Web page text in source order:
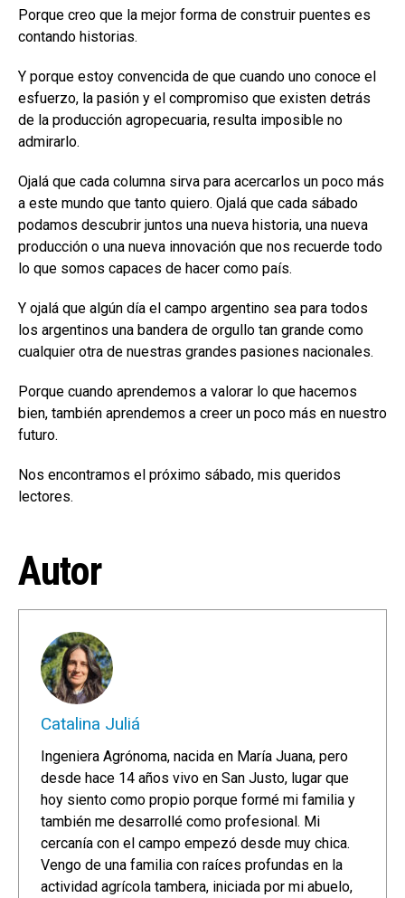
Porque creo que la mejor forma de construir puentes es
contando historias.
Y porque estoy convencida de que cuando uno conoce el
esfuerzo, la pasión y el compromiso que existen detrás
de la producción agropecuaria, resulta imposible no
admirarlo.
Ojalá que cada columna sirva para acercarlos un poco más
a este mundo que tanto quiero. Ojalá que cada sábado
podamos descubrir juntos una nueva historia, una nueva
producción o una nueva innovación que nos recuerde todo
lo que somos capaces de hacer como país.
Y ojalá que algún día el campo argentino sea para todos
los argentinos una bandera de orgullo tan grande como
cualquier otra de nuestras grandes pasiones nacionales.
Porque cuando aprendemos a valorar lo que hacemos
bien, también aprendemos a creer un poco más en nuestro
futuro.
Nos encontramos el próximo sábado, mis queridos
lectores.
Autor
Catalina Juliá
Ingeniera Agrónoma, nacida en María Juana, pero
desde hace 14 años vivo en San Justo, lugar que
hoy siento como propio porque formé mi familia y
también me desarrollé como profesional. Mi
cercanía con el campo empezó desde muy chica.
Vengo de una familia con raíces profundas en la
actividad agrícola tambera, iniciada por mi abuelo,